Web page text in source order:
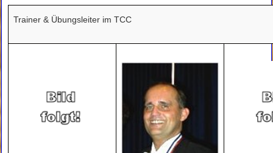
Trainer & Übungsleiter im TCC